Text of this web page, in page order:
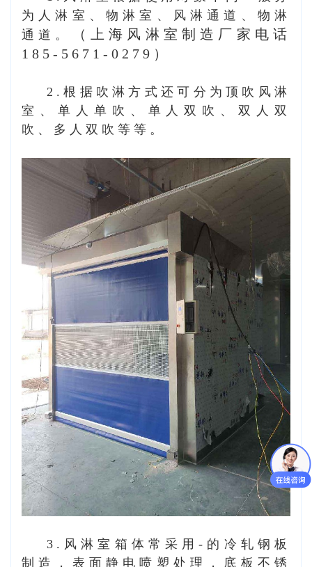
为人淋室、物淋室、风淋通道、物淋
通道。
（上海风淋室制造厂家电话
185-5671-0279）
2.根据吹淋方式还可分为顶吹风淋
室、单人单吹、单人双吹、双人双
吹、多人双吹等等。
3.风淋室箱体常采用-的冷轧钢板
制造，表面静电喷塑处理，底板不锈